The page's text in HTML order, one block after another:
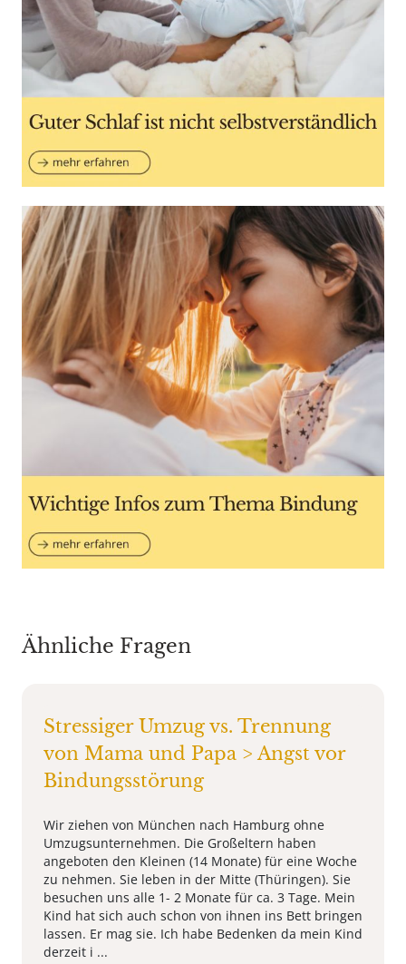
Ähnliche Fragen
Stressiger Umzug vs. Trennung
von Mama und Papa > Angst vor
Bindungsstörung
Wir ziehen von München nach Hamburg ohne
Umzugsunternehmen. Die Großeltern haben
angeboten den Kleinen (14 Monate) für eine Woche
zu nehmen. Sie leben in der Mitte (Thüringen). Sie
besuchen uns alle 1- 2 Monate für ca. 3 Tage. Mein
Kind hat sich auch schon von ihnen ins Bett bringen
lassen. Er mag sie. Ich habe Bedenken da mein Kind
derzeit i ...